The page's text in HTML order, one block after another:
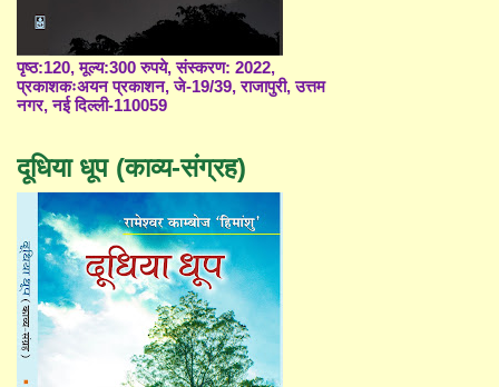
पृष्ठ:120, मूल्य:300 रुपये, संस्करण: 2022,
प्रकाशकःअयन प्रकाशन, जे-19/39, राजापुरी, उत्तम
नगर, नई दिल्ली-110059
दूधिया धूप (काव्य-संग्रह)